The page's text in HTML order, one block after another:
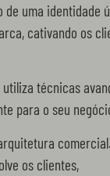
uma identidade
cativando os
técnicas
para o seu
os clientes,